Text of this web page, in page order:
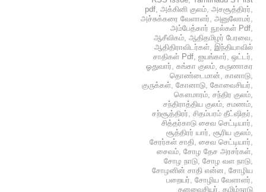
pdf, அக்கினி குலம், அசசூத்திரர்,
அச்சுக்கரை வேளாளர், அனுலோமர்,
அம்பேத்கார் நூல்கள் Pdf,
ஆசீவிகம், ஆதிதமிழர் பேரவை,
ஆதிதிராவிடர்கள், இந்தியாவில்
சாதிகள் Pdf, ஐயங்கார், ஒட்டர்,
ஓதுவார், கங்கா குலம், கருணாகர
தொண்டைமான், கானாடு,
குருக்கள், கோனாடு, கோவைசியர்,
கௌமாரம், சந்திர குலம்,
சந்திராத்திய குலம், சமணம்,
சற்சூத்திரர், சிதம்பரம் தீட்ஷிதர்,
சித்தர்காடு சைவ செட்டியார்,
சூத்திரர் யார், சூரிய குலம்,
சேரர்கள் சாதி, சைவ செட்டியார்,
சைவம், சோழ தேச அரசர்கள்,
சோழ நாடு, சோழ வள நாடு,
சோழனின் சாதி என்ன, சோழிய
பறையர், சோழிய வேளாளர்,
தனவைசியர், தமிழ்நாடு